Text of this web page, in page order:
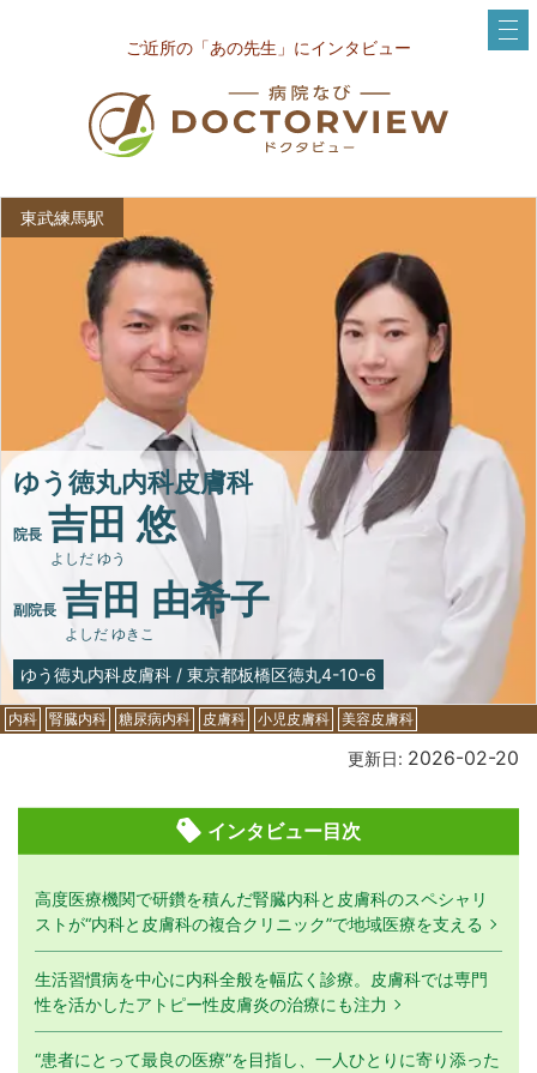
ご近所の「あの先生」にインタビュー
東武練馬駅
ゆう徳丸内科皮膚科
院長 吉田 悠
よしだ ゆう
副院長 吉田 由希子
よしだ ゆきこ
ゆう徳丸内科皮膚科 / 東京都板橋区徳丸4-10-6
内科 腎臓内科 糖尿病内科 皮膚科 小児皮膚科 美容皮膚科
更新日: 2026-02-20
インタビュー目次
高度医療機関で研鑽を積んだ腎臓内科と皮膚科のスペシャリ
ストが“内科と皮膚科の複合クリニック”で地域医療を支える
生活習慣病を中心に内科全般を幅広く診療。皮膚科では専門
性を活かしたアトピー性皮膚炎の治療にも注力
“患者にとって最良の医療”を目指し、一人ひとりに寄り添った